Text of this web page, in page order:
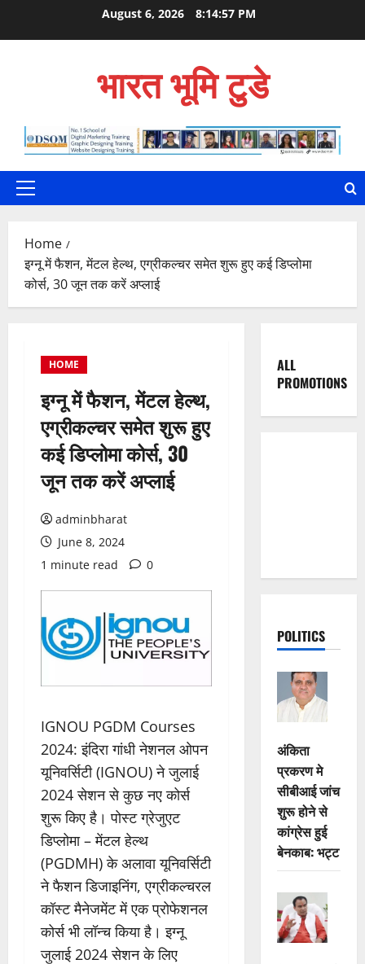
August 6, 2026 8:14:58 PM
भारत भूमि टुडे
Primary
Home
इग्नू में फैशन, मेंटल हेल्थ, एग्रीकल्चर समेत शुरू हुए कई डिप्लोमा
कोर्स, 30 जून तक करें अप्लाई
HOME
इग्नू में फैशन, मेंटल हेल्थ,
एग्रीकल्चर समेत शुरू हुए
कई डिप्लोमा कोर्स, 30
जून तक करें अप्लाई
adminbharat
June 8, 2024
1 minute read
0
IGNOU PGDM Courses
2024: इंदिरा गांधी नेशनल ओपन
यूनिवर्सिटी (IGNOU) ने जुलाई
2024 सेशन से कुछ नए कोर्स
शुरू किए है। पोस्ट ग्रेजुएट
डिप्लोमा – मेंटल हेल्थ
(PGDMH) के अलावा यूनिवर्सिटी
ने फैशन डिजाइनिंग, एग्रीकल्चरल
कॉस्ट मैनेजमेंट में एक प्रोफेशनल
कोर्स भी लॉन्च किया है। इग्नू
जुलाई 2024 सेशन के लिए
ALL
PROMOTIONS
POLITICS
अंकिता
प्रकरण मे
सीबीआई जांच
शुरू होने से
कांग्रेस हुई
बेनकाब: भट्ट